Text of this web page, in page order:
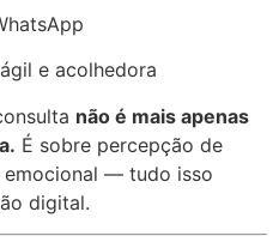
e acolhedora
não é mais apenas
É sobre percepção de
emocional — tudo isso
digital.